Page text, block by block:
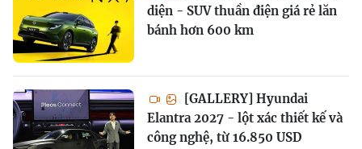
diện - SUV thuần điện giá rẻ lăn
bánh hơn 600 km
[GALLERY] Hyundai
Elantra 2027 - lột xác thiết kế và
công nghệ, từ 16.850 USD